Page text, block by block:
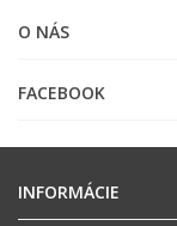
O NÁS
FACEBOOK
INFORMÁCIE